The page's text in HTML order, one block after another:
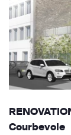
Courbevoie